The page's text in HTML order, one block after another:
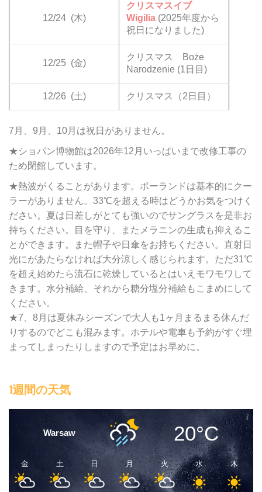
12/24 (木)
クリスマスイブ
Wigilia (2025年度から
祝日になりました)
12/25 (金)
クリスマス Boże
Narodzenie (1日目)
12/26 (土) クリスマス（2日目）
7月、9月、10月は祝日がありません。
★ショパン博物館は2026年12月いっぱいまで改修工事の
ため閉館しています。
★熱波がくることがあります。ポーランドは基本的にクー
ラーがありません。33℃を超える時はどうかお気をつけく
ださい。夏は日差しがとても強いのでサングラスを是非お
持ちください。目を守り、またメラニンの生成も抑えるこ
とができます。また帽子や日傘をお持ちください。直射日
光にがあたらなければ大分涼しく感じられます。ただ31℃
を超え始めたら流石に乾燥しているとはいえモワモワして
きます。水分補給、それから糖分塩分補給もこまめにして
ください。
★7、8月は夏休みシーズンで大人も1ヶ月まるまる休んだ
りするのでどこも混みます。ホテルや電車も予約がすぐ埋
まってしまったりしますので予定はお早めに。
1週間の天気
Warsaw 20°C
金 土 日 月 火 水 木